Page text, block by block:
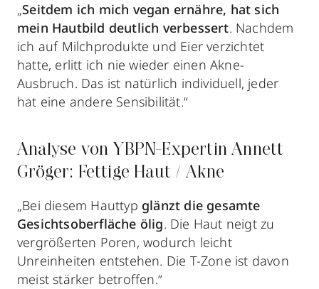
„Seitdem ich mich vegan ernähre, hat sich
mein Hautbild deutlich verbessert. Nachdem
ich auf Milchprodukte und Eier verzichtet
hatte, erlitt ich nie wieder einen Akne-
Ausbruch. Das ist natürlich individuell, jeder
hat eine andere Sensibilität.“
Analyse von YBPN-Expertin Annett
Gröger: Fettige Haut / Akne
„Bei diesem Hauttyp glänzt die gesamte
Gesichtsoberfläche ölig. Die Haut neigt zu
vergrößerten Poren, wodurch leicht
Unreinheiten entstehen. Die T-Zone ist davon
meist stärker betroffen.“